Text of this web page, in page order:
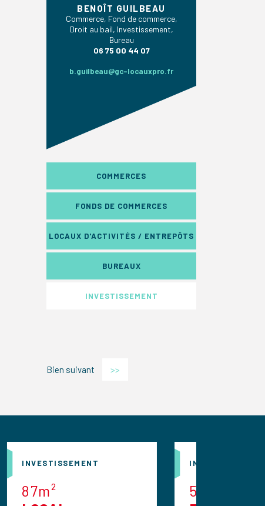
BENOÎT GUILBEAU
Commerce, Fond de commerce,
Droit au bail, Investissement,
Bureau
06 75 00 44 07
b.guilbeau@gc-locauxpro.fr
COMMERCES
FONDS DE COMMERCES
LOCAUX D'ACTIVITÉS / ENTREPÔTS
BUREAUX
INVESTISSEMENT
Bien suivant >>